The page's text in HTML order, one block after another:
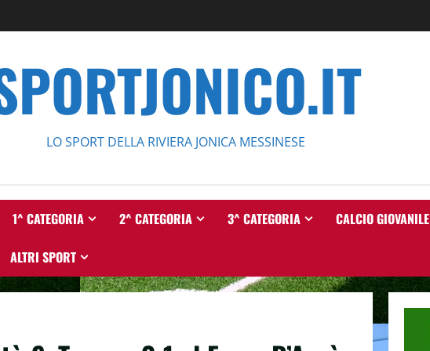
LO SPORT DELLA RIVIERA JONICA MESSINESE
1^ CATEGORIA 2^ CATEGORIA 3^ CATEGORIA CALCIO GIOVANILE
ALTRI SPORT